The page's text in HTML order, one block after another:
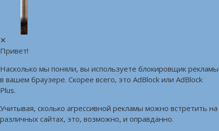
✕
Привет!
Насколько мы поняли, вы используете блокировщик рекламы
в вашем браузере. Скорее всего, это AdBlock или AdBlock
Plus.
Учитывая, сколько агрессивной рекламы можно встретить на
различных сайтах, это, возможно, и оправданно.